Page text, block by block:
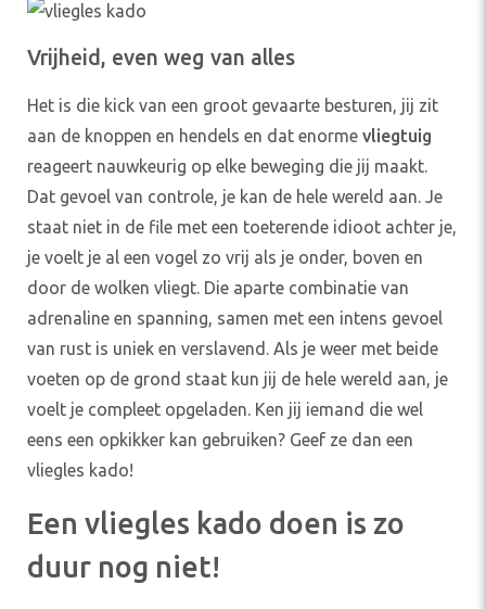
Vrijheid, even weg van alles
Het is die kick van een groot gevaarte besturen, jij zit
aan de knoppen en hendels en dat enorme vliegtuig
reageert nauwkeurig op elke beweging die jij maakt.
Dat gevoel van controle, je kan de hele wereld aan. Je
staat niet in de file met een toeterende idioot achter je,
je voelt je al een vogel zo vrij als je onder, boven en
door de wolken vliegt. Die aparte combinatie van
adrenaline en spanning, samen met een intens gevoel
van rust is uniek en verslavend. Als je weer met beide
voeten op de grond staat kun jij de hele wereld aan, je
voelt je compleet opgeladen. Ken jij iemand die wel
eens een opkikker kan gebruiken? Geef ze dan een
vliegles kado!
Een vliegles kado doen is zo
duur nog niet!